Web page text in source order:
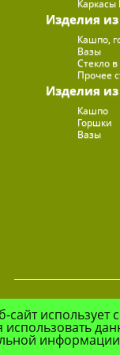
Изделия из
Кашпо,
Вазы
Стекло
Прочее
Изделия
Кашпо
Горшки
Вазы
сайт использует